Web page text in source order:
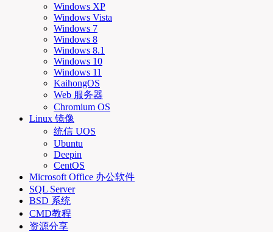
Windows XP
Windows Vista
Windows 7
Windows 8
Windows 8.1
Windows 10
Windows 11
KaihongOS
Web 服务器
Chromium OS
Linux 镜像
统信 UOS
Ubuntu
Deepin
CentOS
Microsoft Office 办公软件
SQL Server
BSD 系统
CMD教程
资源分享